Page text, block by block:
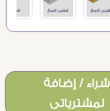
شراء / إضافة
لمشترياتى